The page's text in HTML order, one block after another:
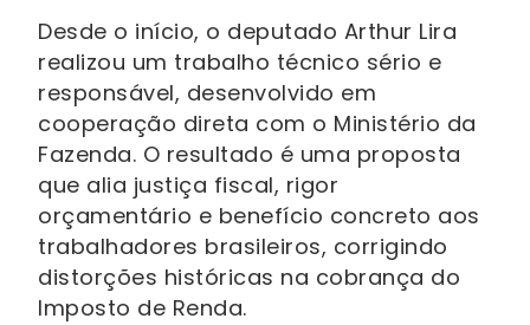
Desde o início, o deputado Arthur Lira
realizou um trabalho técnico sério e
responsável, desenvolvido em
cooperação direta com o Ministério da
Fazenda. O resultado é uma proposta
que alia justiça fiscal, rigor
orçamentário e benefício concreto aos
trabalhadores brasileiros, corrigindo
distorções históricas na cobrança do
Imposto de Renda.